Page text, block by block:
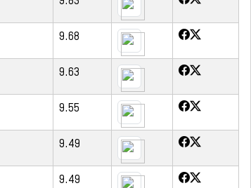
9.68
9.63
9.55
9.49
9.49